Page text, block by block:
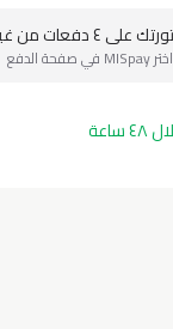
من غير فوائد
اختر MISpay في صفحة الدفع